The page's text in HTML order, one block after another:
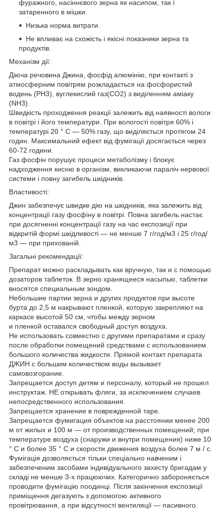
фуражного, насіннєвого зерна як насипом, так і
затаренного в мішки.
Низька норма витрати.
Не впливає на схожість і якісні показники зерна та
продуктів.
Механізм дії:
Діюча речовина Джина, фосфід алюмінію, при контакті з
атмосферним повітрям розкладається на фосфористий
водень (РН3), вуглекислий газ(СО2) з виділенням аміаку
(NH3).
Швидкість проходження реакції залежить від наявності вологи
в повітрі і його температури. При вологості повітря 60% і
температурі 20 ° C ― 50% газу, що виділяється протягом 24
годин. Максимальний ефект від фумігації досягається через
60-72 години.
Газ фосфін порушує процеси метаболізму і блокує
надходження кисню в організм, викликаючи параліч нервової
системи і повну загибель шкідників.
Властивості:
Джин забезпечує швидке дію на шкідників, яка залежить від
концентрації газу фосфіну в повітрі. Повна загибель настає
при досягненні концентрації газу на час експозиції при
відкритій формі шкідливості ― не менше 7 г/год/м3 і 25 г/год/
м3 ― при прихованій.
Загальні рекомендації:
Препарат можно раскладывать как вручную, так и с помощью
дозаторов таблеток. В зерно хранящееся насыпью, таблетки
вносятся специальным зондом.
Небольшие партии зерна и других продуктов при высоте
бурта до 2,5 м накрывают пленкой, которую закрепляют на
каркасе высотой 50 см, чтобы между зерном
и пленкой оставался свободный доступ воздуха.
Не использовать совместно с другими препаратами и сразу
после обработки помещений средствами с использованием
большого количества жидкости. Прямой контакт препарата
ДЖИН с большим количеством воды вызывает
самовозгорание.
Запрещается доступ детям и персоналу, который не прошел
инструктаж. НЕ открывать фляги, за исключением случаев
непосредственного использования.
Запрещается хранение в поврежденной таре.
Запрещается фумигация объектов на расстоянии менее 200
м от жилых и 100 м ― от производственных помещений; при
температуре воздуха (снаружи и внутри помещения) ниже 10
° С и более 35 ° С и скорости движения воздуха более 7 м / с.
Фумігація дозволяється тільки спеціально навченим і
забезпеченим засобами індивідуального захисту бригадам у
складі не менше 3-х працюючих. Категорично забороняється
проводити фумігацію поодинці. Після закінчення експозиції
приміщення дегазують з допомогою активного
провітрювання, а при відсутності вентиляції ― пасивного.